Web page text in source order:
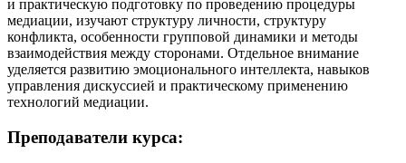
и практическую подготовку по проведению процедуры
медиации, изучают структуру личности, структуру
конфликта, особенности групповой динамики и методы
взаимодействия между сторонами. Отдельное внимание
уделяется развитию эмоционального интеллекта, навыков
управления дискуссией и практическому применению
технологий медиации.
Преподаватели курса: